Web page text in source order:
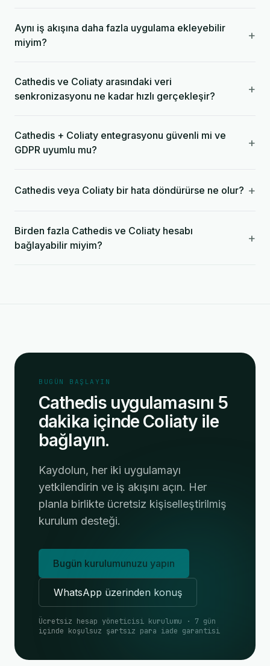
Aynı iş akışına daha fazla uygulama ekleyebilir
miyim?
+
Cathedis ve Coliaty arasındaki veri
senkronizasyonu ne kadar hızlı gerçekleşir?
+
Cathedis + Coliaty entegrasyonu güvenli mi ve
GDPR uyumlu mu?
+
Cathedis veya Coliaty bir hata döndürürse ne olur? +
Birden fazla Cathedis ve Coliaty hesabı
bağlayabilir miyim?
+
BUGÜN BAŞLAYIN
Cathedis uygulamasını 5
dakika içinde Coliaty ile
bağlayın.
Kaydolun, her iki uygulamayı
yetkilendirin ve iş akışını açın. Her
planla birlikte ücretsiz kişiselleştirilmiş
kurulum desteği.
Bugün kurulumunuzu yapın
WhatsApp üzerinden konuş
Ücretsiz hesap yöneticisi kurulumu · 7 gün
içinde koşulsuz şartsız para iade garantisi